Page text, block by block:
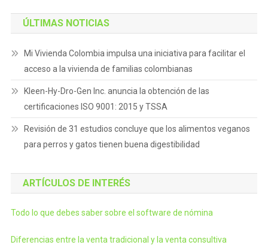
ÚLTIMAS NOTICIAS
Mi Vivienda Colombia impulsa una iniciativa para facilitar el
acceso a la vivienda de familias colombianas
Kleen-Hy-Dro-Gen Inc. anuncia la obtención de las
certificaciones ISO 9001: 2015 y TSSA
Revisión de 31 estudios concluye que los alimentos veganos
para perros y gatos tienen buena digestibilidad
ARTÍCULOS DE INTERÉS
Todo lo que debes saber sobre el software de nómina
Diferencias entre la venta tradicional y la venta consultiva